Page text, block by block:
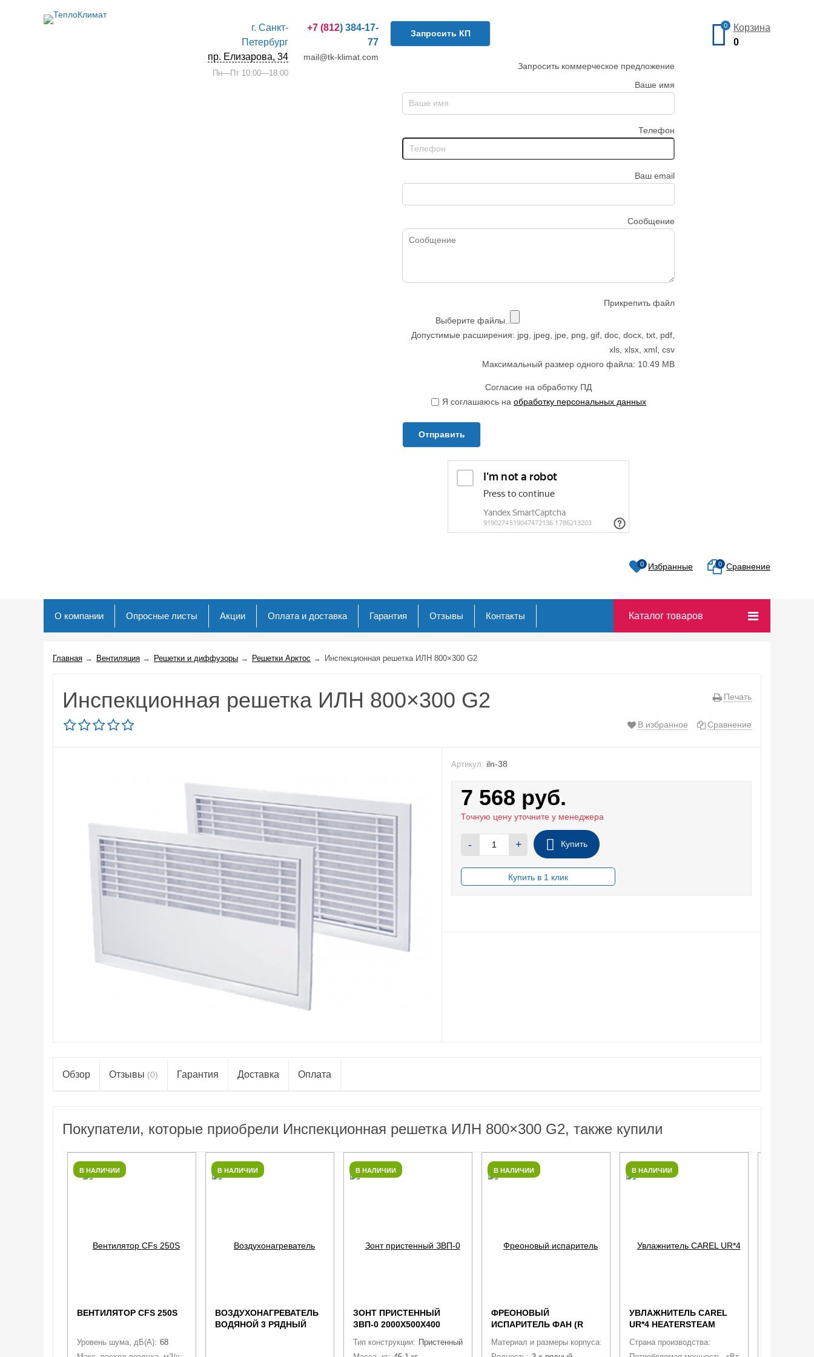
г. Санкт-
Петербург
пр. Елизарова, 34
Пн—Пт 10:00—18:00
+7 (812) 384-17-
77
mail@tk-klimat.com
Запросить КП
Запросить коммерческое предложение
Ваше имя
Телефон
Ваш email
Сообщение
Прикрепить файл
Выберите файлы..
Допустимые расширения: jpg, jpeg, jpe, png, gif, doc, docx, txt, pdf,
xls, xlsx, xml, csv
Максимальный размер одного файла: 10.49 MB
Согласие на обработку ПД
Я соглашаюсь на обработку персональных данных
Отправить
0
Корзина
0
0 Избранные 0 Сравнение
О компании Опросные листы Акции Оплата и доставка Гарантия Отзывы Контакты Каталог товаров
Главная → Вентиляция → Решетки и диффузоры → Решетки Арктос → Инспекционная решетка ИЛН 800×300 G2
Печать
Инспекционная решетка ИЛН 800×300 G2
В избранное Сравнение
Артикул: iln-38
7 568 руб.
Точную цену уточните у менеджера
- + Купить
Обзор Отзывы (0) Гарантия Доставка Оплата
Покупатели, которые приобрели Инспекционная решетка ИЛН 800×300 G2, также купили
В НАЛИЧИИ
ВЕНТИЛЯТОР CFS 250S
Уровень шума, дБ(А): 68
В НАЛИЧИИ
ВОЗДУХОНАГРЕВАТЕЛЬ
ВОДЯНОЙ 3 РЯДНЫЙ
В НАЛИЧИИ
ЗОНТ ПРИСТЕННЫЙ
ЗВП-0 2000Х500Х400
Тип конструкции: Пристенный
В НАЛИЧИИ
ФРЕОНОВЫЙ
ИСПАРИТЕЛЬ ФАН (R
Материал и размеры корпуса:
В НАЛИЧИИ
УВЛАЖНИТЕЛЬ CAREL
UR*4 HEATERSTEAM
ТЕРМИНАЛ PGDX
Страна производства: